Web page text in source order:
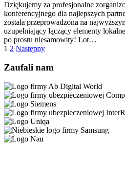
Dziękujemy za profesjonalne
konferencyjnego dla najlepszych
została przeprowadzona na
uzupełniający łączący elementy
po prostu niesamowity! Lot…
1 2 Następny
Zaufali nam